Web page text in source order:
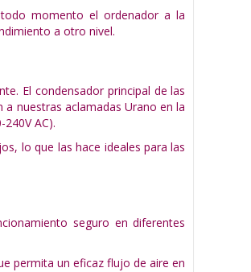
momento el ordenador a la
a otro nivel.
El condensador principal de las
nuestras aclamadas Urano en la
AC).
lo que las hace ideales para las
seguro en diferentes
permita un eficaz flujo de aire en